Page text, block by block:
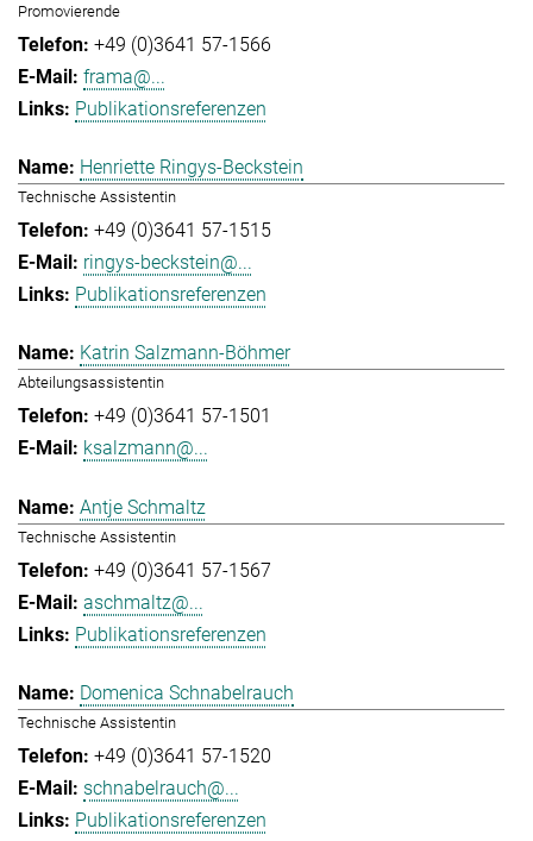
Promovierende
+49 (0)3641 57-1566
frama@...
Publikationsreferenzen
Henriette Ringys-Beckstein
Technische Assistentin
+49 (0)3641 57-1515
ringys-beckstein@...
Publikationsreferenzen
Katrin Salzmann-Böhmer
Abteilungsassistentin
+49 (0)3641 57-1501
ksalzmann@...
Antje Schmaltz
Technische Assistentin
+49 (0)3641 57-1567
aschmaltz@...
Publikationsreferenzen
Domenica Schnabelrauch
Technische Assistentin
+49 (0)3641 57-1520
schnabelrauch@...
Publikationsreferenzen